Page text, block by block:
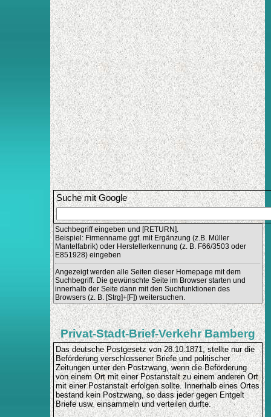
Suche mit Google
Suchbegriff eingeben und [RETURN].
Beispiel: Firmenname ggf. mit Ergänzung (z.B. Müller
Mantelfabrik) oder Herstellerkennung (z. B. F66/3503 oder
E851928) eingeben
Angezeigt werden alle Seiten dieser Homepage mit dem
Suchbegriff. Die gewünschte Seite im Browser starten und
innerhalb der Seite dann mit den Suchfunktionen des
Browsers (z. B. [Strg]+[F]) weitersuchen.
Privat-Stadt-Brief-Verkehr Bamberg
Das deutsche Postgesetz von 28.10.1871, stellte nur die
Beförderung verschlossener Briefe und politischer
Zeitungen unter den Postzwang, wenn die Beförderung
von einem Ort mit einer Postanstalt zu einem anderen Ort
mit einer Postanstalt erfolgen sollte. Innerhalb eines Ortes
bestand kein Postzwang, so dass jeder gegen Entgelt
Briefe usw. einsammeln und verteilen durfte.